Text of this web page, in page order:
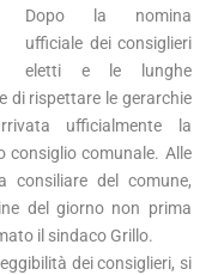
Dopo la nomina
ufficiale dei consiglieri
eletti e le lunghe
di rispettare le gerarchie
ufficialmente la
consiglio comunale. Alle
del comune,
del giorno non prima
il sindaco Grillo.
dei consiglieri, si